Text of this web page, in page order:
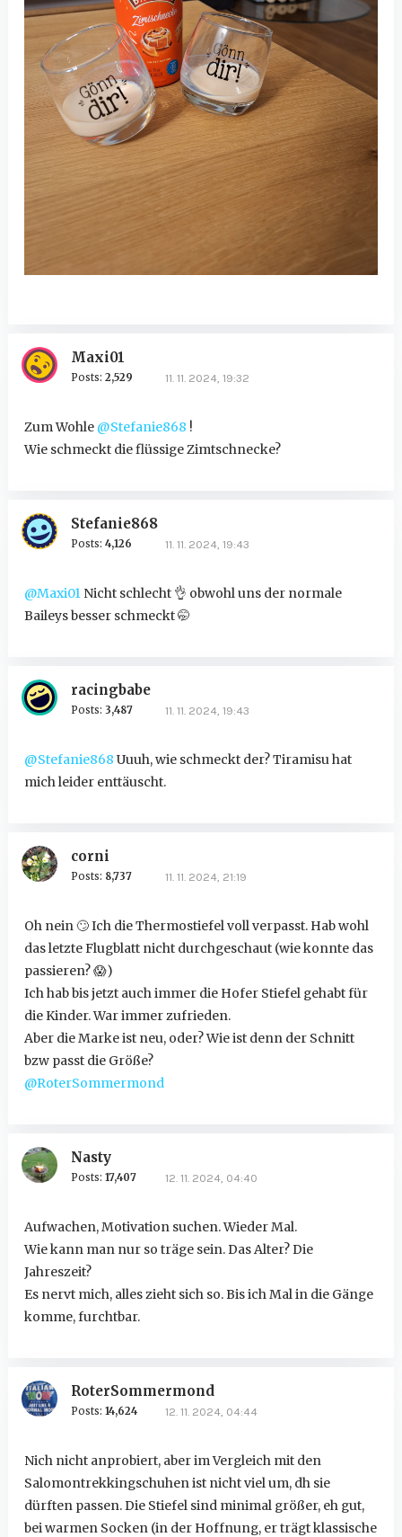
Maxi01
Posts: 2,529 11. 11. 2024, 19:32
Zum Wohle @Stefanie868 !
Wie schmeckt die flüssige Zimtschnecke?
Stefanie868
Posts: 4,126 11. 11. 2024, 19:43
@Maxi01Nicht schlecht 👌 obwohl uns der normale
Baileys besser schmeckt🤭
racingbabe
Posts: 3,487 11. 11. 2024, 19:43
@Stefanie868 Uuuh, wie schmeckt der? Tiramisu hat
mich leider enttäuscht.
corni
Posts: 8,737 11. 11. 2024, 21:19
Oh nein🙄Ich die Thermostiefel voll verpasst. Hab wohl
das letzte Flugblatt nicht durchgeschaut (wie konnte das
passieren?😱)
Ich hab bis jetzt auch immer die Hofer Stiefel gehabt für
die Kinder. War immer zufrieden.
Aber die Marke ist neu, oder? Wie ist denn der Schnitt
bzw passt die Größe?
@RoterSommermond
Nasty
Posts: 17,407 12. 11. 2024, 04:40
Aufwachen, Motivation suchen. Wieder Mal.
Wie kann man nur so träge sein. Das Alter? Die
Jahreszeit?
Es nervt mich, alles zieht sich so. Bis ich Mal in die Gänge
komme, furchtbar.
RoterSommermond
Posts: 14,624 12. 11. 2024, 04:44
Nich nicht anprobiert, aber im Vergleich mit den
Salomontrekkingschuhen ist nicht viel um, dh sie
dürften passen. Die Stiefel sind minimal größer, eh gut,
bei warmen Socken (in der Hoffnung, er trägt klassische